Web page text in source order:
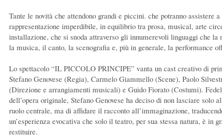
Tante le novità che attendono grandi e piccini. che potranno assistere a
rappresentazione imperdibile, in equilibrio tra prosa, musical, arte
installazione, che si snoda attraverso gli innumerevoli linguaggi che la
la musica, il canto, la scenografia e, più in generale, la performance
Lo spettacolo “IL PICCOLO PRINCIPE” vanta un cast creativo di
Stefano Genovese (Regia), Carmelo Giammello (Scene), Paolo
(Direzione e arrangiamenti musicali) e Guido Fiorato (Costumi).
dell’opera originale, Stefano Genovese ha deciso di non lasciare solo
ruolo centrale, ma di affidare il racconto all’immaginazione,
un’esperienza evocativa che solo il teatro, per sua stessa natura, è in
restituire.